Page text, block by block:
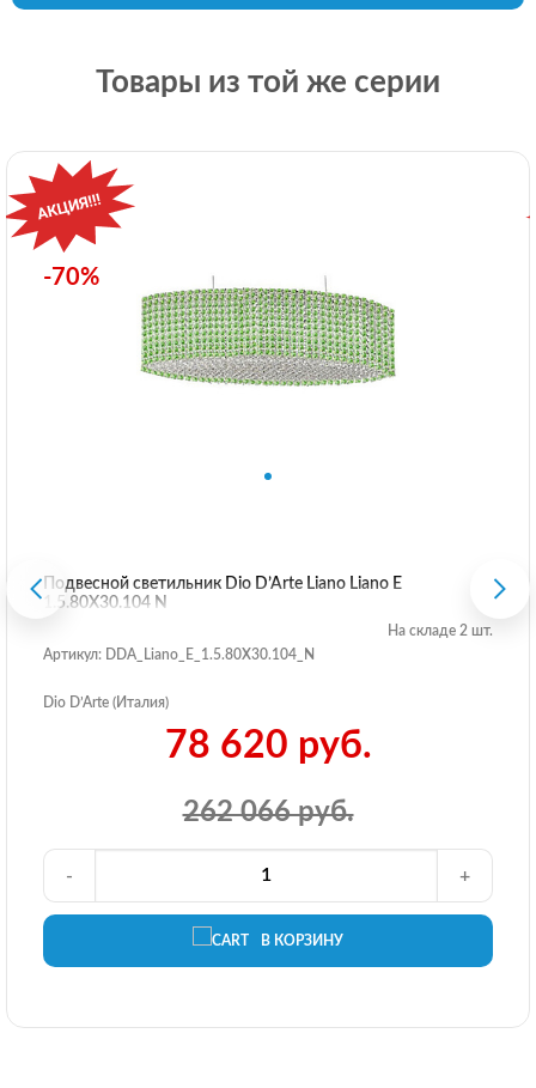
Товары из той же серии
-70%
Подвесной светильник Dio D’Arte Liano Liano E
1.5.80X30.104 N
На складе 2 шт.
Артикул: DDA_Liano_E_1.5.80X30.104_N
Dio D’Arte (Италия)
262 066 руб.
78 620 руб.
В КОРЗИНУ
- +